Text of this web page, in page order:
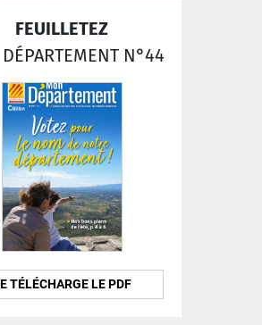
FEUILLETEZ
N°44
TÉLÉCHARGE LE PDF